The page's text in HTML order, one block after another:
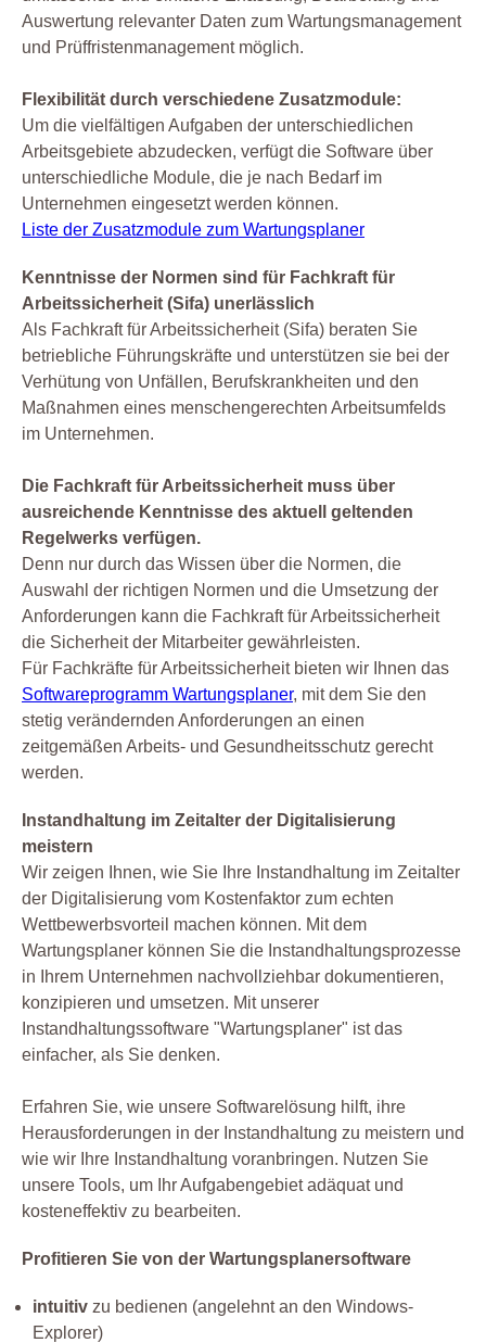
Auswertung relevanter Daten zum Wartungsmanagement
und Prüffristenmanagement möglich.
Flexibilität durch verschiedene Zusatzmodule:
Um die vielfältigen Aufgaben der unterschiedlichen
Arbeitsgebiete abzudecken, verfügt die Software über
unterschiedliche Module, die je nach Bedarf im
Unternehmen eingesetzt werden können.
Liste der Zusatzmodule zum Wartungsplaner
Kenntnisse der Normen sind für Fachkraft für
Arbeitssicherheit (Sifa) unerlässlich
Als Fachkraft für Arbeitssicherheit (Sifa) beraten Sie
betriebliche Führungskräfte und unterstützen sie bei der
Verhütung von Unfällen, Berufskrankheiten und den
Maßnahmen eines menschengerechten Arbeitsumfelds
im Unternehmen.
Die Fachkraft für Arbeitssicherheit muss über
ausreichende Kenntnisse des aktuell geltenden
Regelwerks verfügen.
Denn nur durch das Wissen über die Normen, die
Auswahl der richtigen Normen und die Umsetzung der
Anforderungen kann die Fachkraft für Arbeitssicherheit
die Sicherheit der Mitarbeiter gewährleisten.
Für Fachkräfte für Arbeitssicherheit bieten wir Ihnen das
Softwareprogramm Wartungsplaner, mit dem Sie den
stetig verändernden Anforderungen an einen
zeitgemäßen Arbeits- und Gesundheitsschutz gerecht
werden.
Instandhaltung im Zeitalter der Digitalisierung
meistern
Wir zeigen Ihnen, wie Sie Ihre Instandhaltung im Zeitalter
der Digitalisierung vom Kostenfaktor zum echten
Wettbewerbsvorteil machen können. Mit dem
Wartungsplaner können Sie die Instandhaltungsprozesse
in Ihrem Unternehmen nachvollziehbar dokumentieren,
konzipieren und umsetzen. Mit unserer
Instandhaltungssoftware "Wartungsplaner" ist das
einfacher, als Sie denken.
Erfahren Sie, wie unsere Softwarelösung hilft, ihre
Herausforderungen in der Instandhaltung zu meistern und
wie wir Ihre Instandhaltung voranbringen. Nutzen Sie
unsere Tools, um Ihr Aufgabengebiet adäquat und
kosteneffektiv zu bearbeiten.
Profitieren Sie von der Wartungsplanersoftware
intuitiv zu bedienen (angelehnt an den Windows-
Explorer)